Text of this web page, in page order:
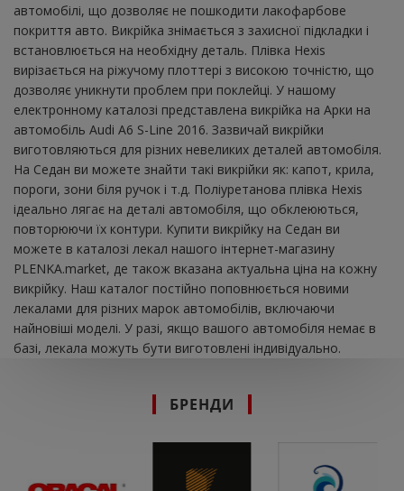
автомобілі, що дозволяє не пошкодити лакофарбове
покриття авто. Викрійка знімається з захисної підкладки і
встановлюється на необхідну деталь. Плівка Hexis
вирізається на ріжучому плоттері з високою точністю, що
дозволяє уникнути проблем при поклейці. У нашому
електронному каталозі представлена ​​викрійка на Арки на
автомобіль Audi A6 S-Line 2016. Зазвичай викрійки
виготовляються для різних невеликих деталей автомобіля.
На Седан ви можете знайти такі викрійки як: капот, крила,
пороги, зони біля ручок і т.д. Поліуретанова плівка Hexis
ідеально лягає на деталі автомобіля, що обклеюються,
повторюючи їх контури. Купити викрійку на Седан ви
можете в каталозі лекал нашого інтернет-магазину
PLENKA.market, де також вказана актуальна ціна на кожну
викрійку. Наш каталог постійно поповнюється новими
лекалами для різних марок автомобілів, включаючи
найновіші моделі. У разі, якщо вашого автомобіля немає в
базі, лекала можуть бути виготовлені індивідуально.
БРЕНДИ